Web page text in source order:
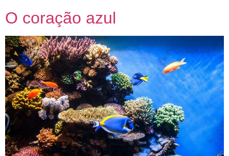
O coração azul